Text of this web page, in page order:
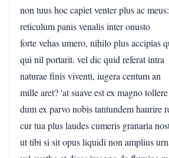
non tuus hoc capiet venter plus ac
reticulum panis venalis inter onusto
forte vehas umero, nihilo plus accipias
qui nil portarit. vel dic quid referat intra
naturae finis viventi, iugera centum an
mille aret? 'at suave est ex magno
dum ex parvo nobis tantundem haurire
cur tua plus laudes cumeris granaria
ut tibi si sit opus liquidi non amplius